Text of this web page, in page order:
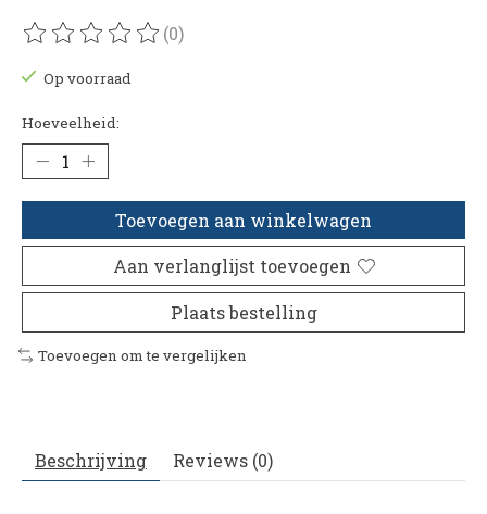
De beoordeling van dit product is
(0)
Op voorraad
Hoeveelheid:
Toevoegen aan winkelwagen
Aan verlanglijst toevoegen
Plaats bestelling
Toevoegen om te vergelijken
Beschrijving Reviews (0)